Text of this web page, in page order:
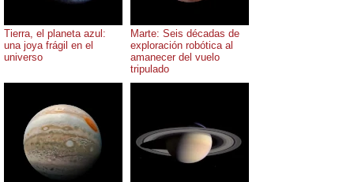
Tierra, el planeta azul:
una joya frágil en el
universo
Marte: Seis décadas de
exploración robótica al
amanecer del vuelo
tripulado